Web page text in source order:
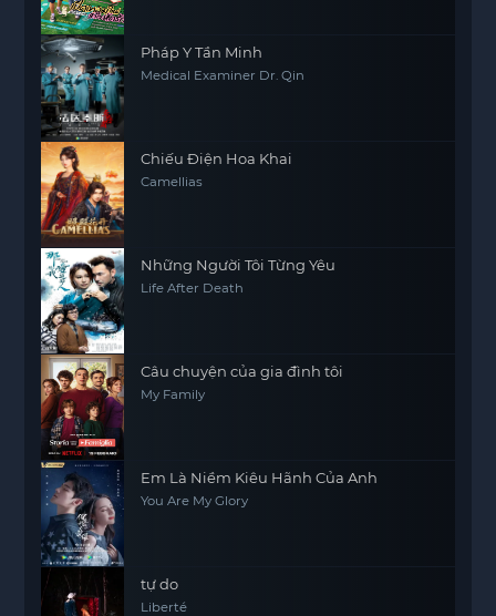
Pháp Y Tần Minh
Medical Examiner Dr. Qin
Chiếu Điện Hoa Khai
Camellias
Những Người Tôi Từng Yêu
Life After Death
Câu chuyện của gia đình tôi
My Family
Em Là Niềm Kiêu Hãnh Của Anh
You Are My Glory
tự do
Liberté